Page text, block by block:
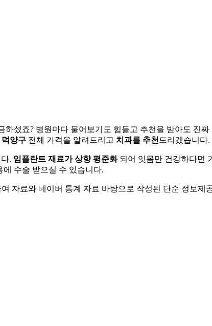
하셨죠? 병원마다 물어보기도 힘들고 추천을 받아도 진
덕양구 전체 가격을 알려드리고 치과를 추천 드리겠습니다.
. 임플란트 재료가 상향 평준화 되어 잇몸만 건강하다면
수술 받으실 수 있습니다.
자료와 네이버 통계 자료 바탕으로 작성된 단순 정보제